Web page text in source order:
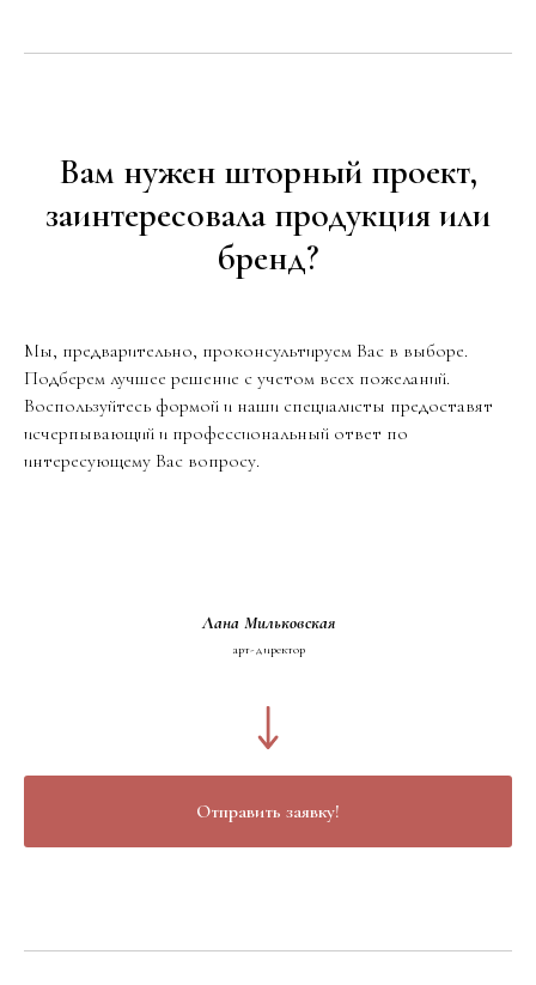
Вам нужен шторный проект,
заинтересовала продукция или
бренд?
Мы, предварительно, проконсультируем Вас в выборе.
Подберем лучшее решение с учетом всех пожеланий.
Воспользуйтесь формой и наши специалисты предоставят
исчерпывающий и профессиональный ответ по
интересующему Вас вопросу.
Лана Мильковская
арт-директор
Отправить заявку!